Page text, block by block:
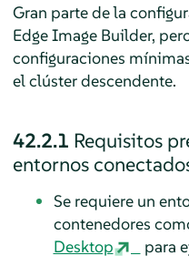
Gran parte de la
Edge Image Builder,
configuraciones
el clúster descendente.
42.2.1 Requisitos
entornos
Se requiere un
contenedores
Desktop
para